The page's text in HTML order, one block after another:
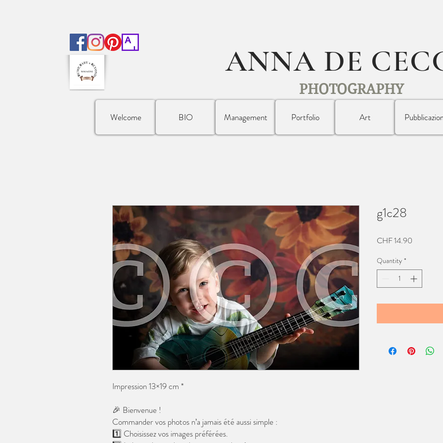
ANNA DE
PHOTOGRAPHY
Welcome BIO Management Portfolio Art
Impression 13×19 cm *
🎉 Bienvenue !
Commander vos photos n’a jamais été aussi simple :
1️⃣ Choisissez vos images préférées.
g1c28
CHF 14.90
Quantity *